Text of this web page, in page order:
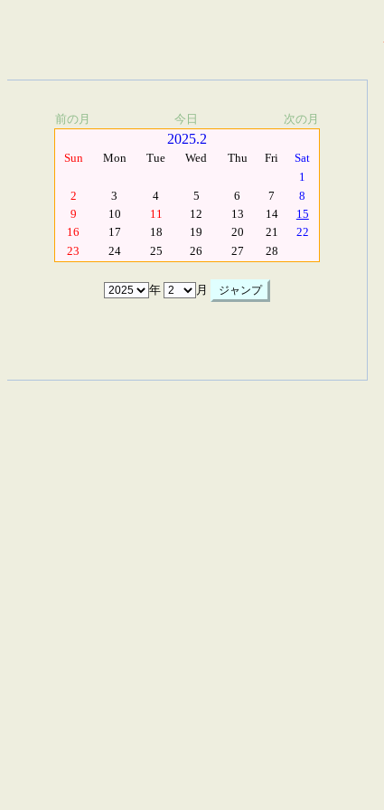
前の月 今日 次の月
2025.2
Sun Mon Tue Wed Thu Fri
Sat
1
2
3 4 5 6 7
8
9
10 11 12 13 14
15
16
17 18 19 20 21
22
23
24 25 26 27 28
年 月